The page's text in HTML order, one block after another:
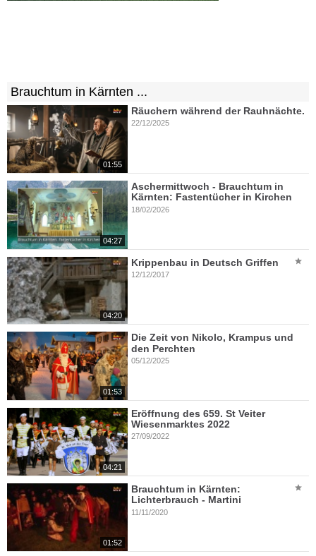
Brauchtum in Kärnten ...
01:55
Räuchern während der Rauhnächte.
22/12/2025
04:27
Aschermittwoch - Brauchtum in
Kärnten: Fastentücher in Kirchen
18/02/2026
04:20
Krippenbau in Deutsch Griffen
12/12/2017
01:53
Die Zeit von Nikolo, Krampus und
den Perchten
05/12/2025
04:21
Eröffnung des 659. St Veiter
Wiesenmarktes 2022
27/09/2022
01:52
Brauchtum in Kärnten:
Lichterbrauch - Martini
11/11/2020